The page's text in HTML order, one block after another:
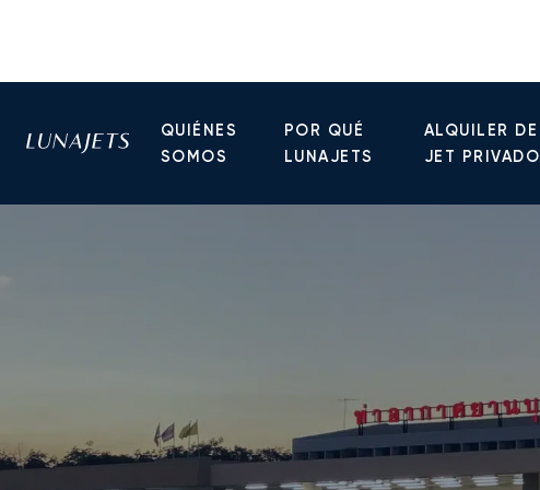
QUIÉNES
SOMOS
POR QUÉ
LUNAJETS
ALQUILER DE
JET PRIVADO